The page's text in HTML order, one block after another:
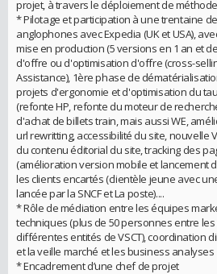
projet, à travers le déploiement de
* Pilotage et participation à une trentaine
anglophones avec Expedia (UK et USA),
mise en production (5 versions en 1 an et
d'offre ou d'optimisation d'offre (cross-
Assistance), 1ère phase de
projets d'ergonomie et d'optimisation du
(refonte HP, refonte du moteur de
d'achat de billets train, mais aussi WE,
url rewritting, accessibilité du site, nouvelle
du contenu éditorial du site, tracking des
(amélioration version mobile et lancement
les clients encartés (clientèle jeune avec
lancée par la SNCF et La poste)....
* Rôle de médiation entre les équipes
techniques (plus de 50 personnes entre
différentes entités de VSCT), coordination
et la veille marché et les business analyses
* Encadrement d’une chef de projet